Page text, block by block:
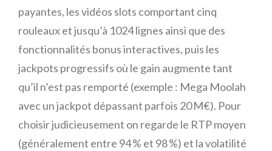
payantes, les vidéos slots comportant cinq
rouleaux et jusqu’à 1024 lignes ainsi que des
fonctionnalités bonus interactives, puis les
jackpots progressifs où le gain augmente tant
qu’il n’est pas remporté (exemple : Mega Moolah
avec un jackpot dépassant parfois 20 M€). Pour
choisir judicieusement on regarde le RTP moyen
(généralement entre 94 % et 98 %) et la volatilité